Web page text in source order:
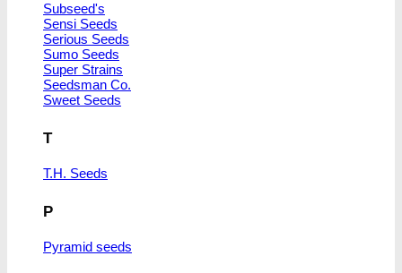
Subseed's
Sensi Seeds
Serious Seeds
Sumo Seeds
Super Strains
Seedsman Co.
Sweet Seeds
T
T.H. Seeds
P
Pyramid seeds